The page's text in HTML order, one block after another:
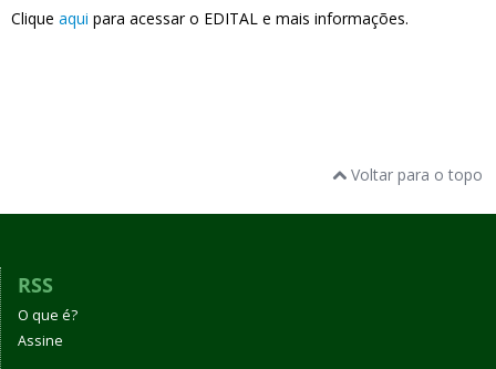
Clique aqui para acessar o EDITAL e mais informações.
Voltar para o topo
RSS
O que é?
Assine